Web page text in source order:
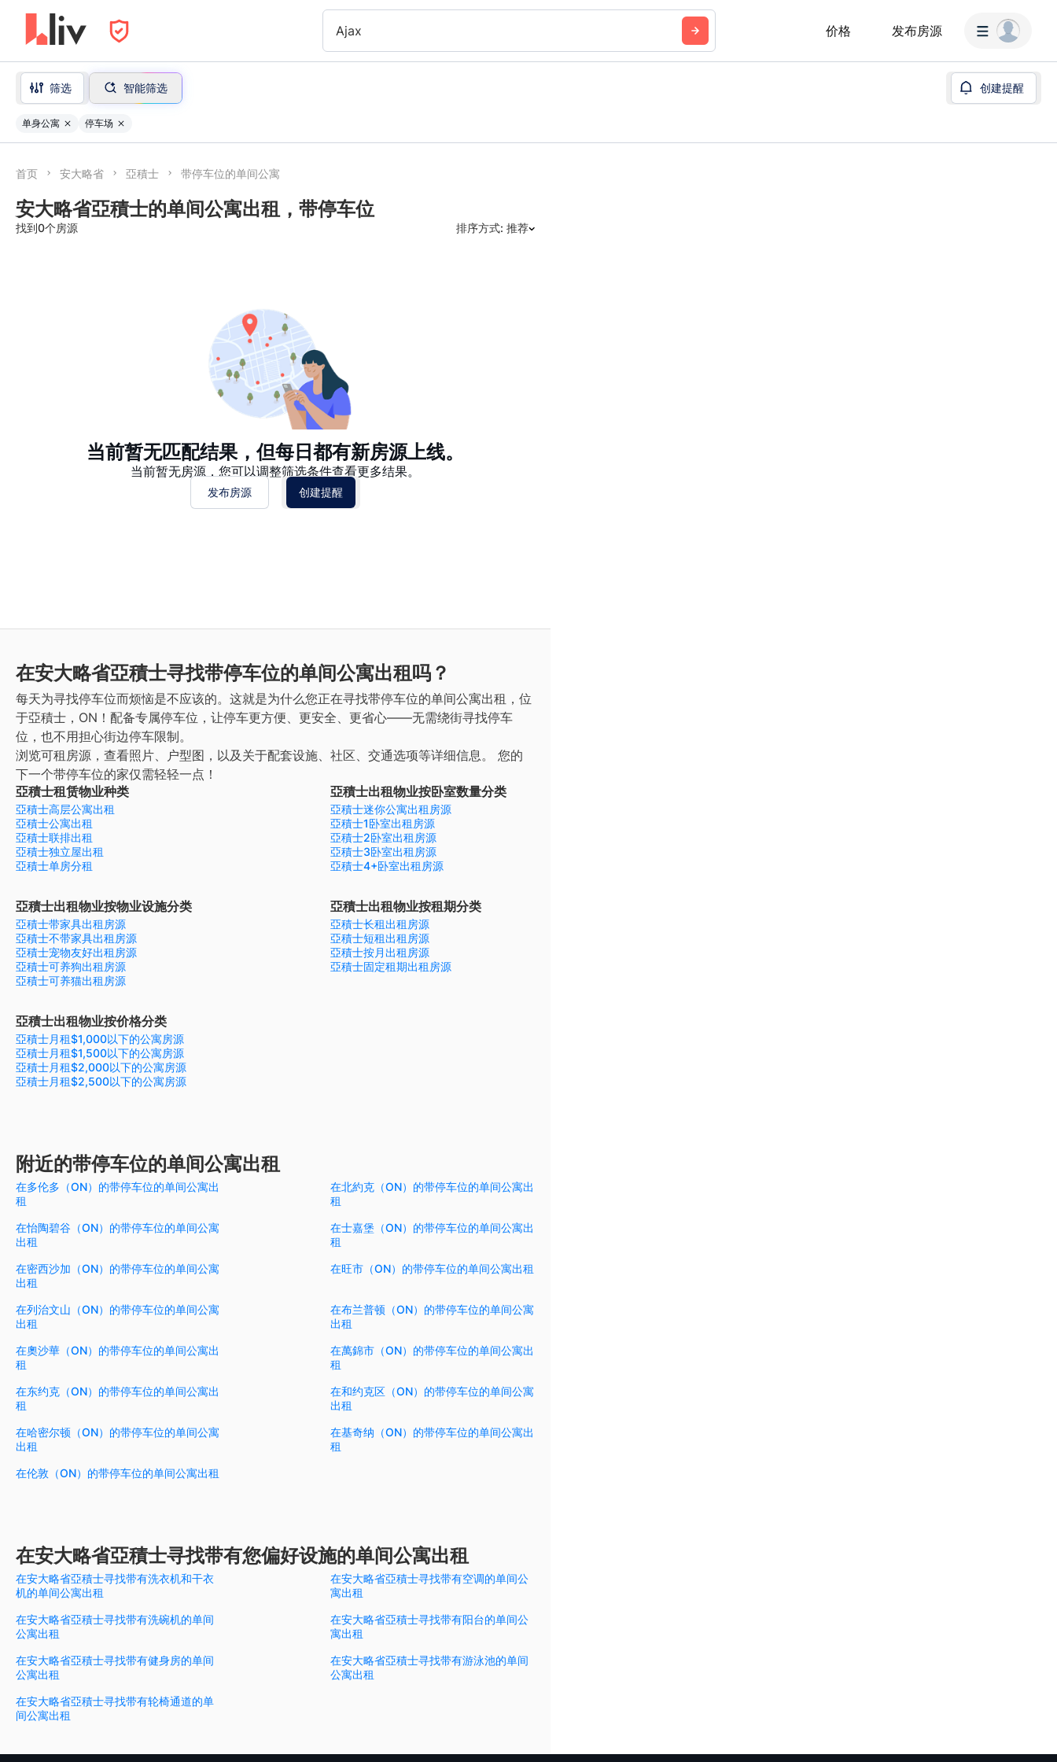
Ajax 价格 发布房源
筛选 智能筛选 创建提醒
单身公寓 停车场
首页 安大略省 亞積士 带停车位的单间公寓
安大略省亞積士的单间公寓出租，带停车位
找到0个房源 排序方式: 推荐
当前暂无匹配结果，但每日都有新房源上线。
当前暂无房源，您可以调整筛选条件查看更多结果。
发布房源 创建提醒
在安大略省亞積士寻找带停车位的单间公寓出租吗？
每天为寻找停车位而烦恼是不应该的。这就是为什么您正在寻找带停车位的单间公寓出租，位
于亞積士，ON！配备专属停车位，让停车更方便、更安全、更省心——无需绕街寻找停车
位，也不用担心街边停车限制。
浏览可租房源，查看照片、户型图，以及关于配套设施、社区、交通选项等详细信息。
您的
下一个带停车位的家仅需轻轻一点！
亞積士租赁物业种类
亞積士高层公寓出租
亞積士公寓出租
亞積士联排出租
亞積士独立屋出租
亞積士单房分租
亞積士出租物业按卧室数量分类
亞積士迷你公寓出租房源
亞積士1卧室出租房源
亞積士2卧室出租房源
亞積士3卧室出租房源
亞積士4+卧室出租房源
亞積士出租物业按物业设施分类
亞積士带家具出租房源
亞積士不带家具出租房源
亞積士宠物友好出租房源
亞積士可养狗出租房源
亞積士可养猫出租房源
亞積士出租物业按租期分类
亞積士长租出租房源
亞積士短租出租房源
亞積士按月出租房源
亞積士固定租期出租房源
亞積士出租物业按价格分类
亞積士月租$1,000以下的公寓房源
亞積士月租$1,500以下的公寓房源
亞積士月租$2,000以下的公寓房源
亞積士月租$2,500以下的公寓房源
附近的带停车位的单间公寓出租
在多伦多（ON）的带停车位的单间公寓出
租
在北約克（ON）的带停车位的单间公寓出
租
在怡陶碧谷（ON）的带停车位的单间公寓
出租
在士嘉堡（ON）的带停车位的单间公寓出
租
在密西沙加（ON）的带停车位的单间公寓
出租
在旺市（ON）的带停车位的单间公寓出租
在列治文山（ON）的带停车位的单间公寓
出租
在布兰普顿（ON）的带停车位的单间公寓
出租
在奧沙華（ON）的带停车位的单间公寓出
租
在萬錦市（ON）的带停车位的单间公寓出
租
在东约克（ON）的带停车位的单间公寓出
租
在和约克区（ON）的带停车位的单间公寓
出租
在哈密尔顿（ON）的带停车位的单间公寓
出租
在基奇纳（ON）的带停车位的单间公寓出
租
在伦敦（ON）的带停车位的单间公寓出租
在安大略省亞積士寻找带有您偏好设施的单间公寓出租
在安大略省亞積士寻找带有洗衣机和干衣
机的单间公寓出租
在安大略省亞積士寻找带有空调的单间公
寓出租
在安大略省亞積士寻找带有洗碗机的单间
公寓出租
在安大略省亞積士寻找带有阳台的单间公
寓出租
在安大略省亞積士寻找带有健身房的单间
公寓出租
在安大略省亞積士寻找带有游泳池的单间
公寓出租
在安大略省亞積士寻找带有轮椅通道的单
间公寓出租